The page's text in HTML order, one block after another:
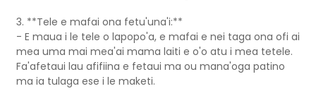
3. **Tele e mafai ona fetu'una'i:**
- E maua i le tele o lapopo'a, e mafai e nei taga ona ofi ai
mea uma mai mea'ai mama laiti e o'o atu i mea tetele.
Fa'afetaui lau afifiina e fetaui ma ou mana'oga patino
ma ia tulaga ese i le maketi.